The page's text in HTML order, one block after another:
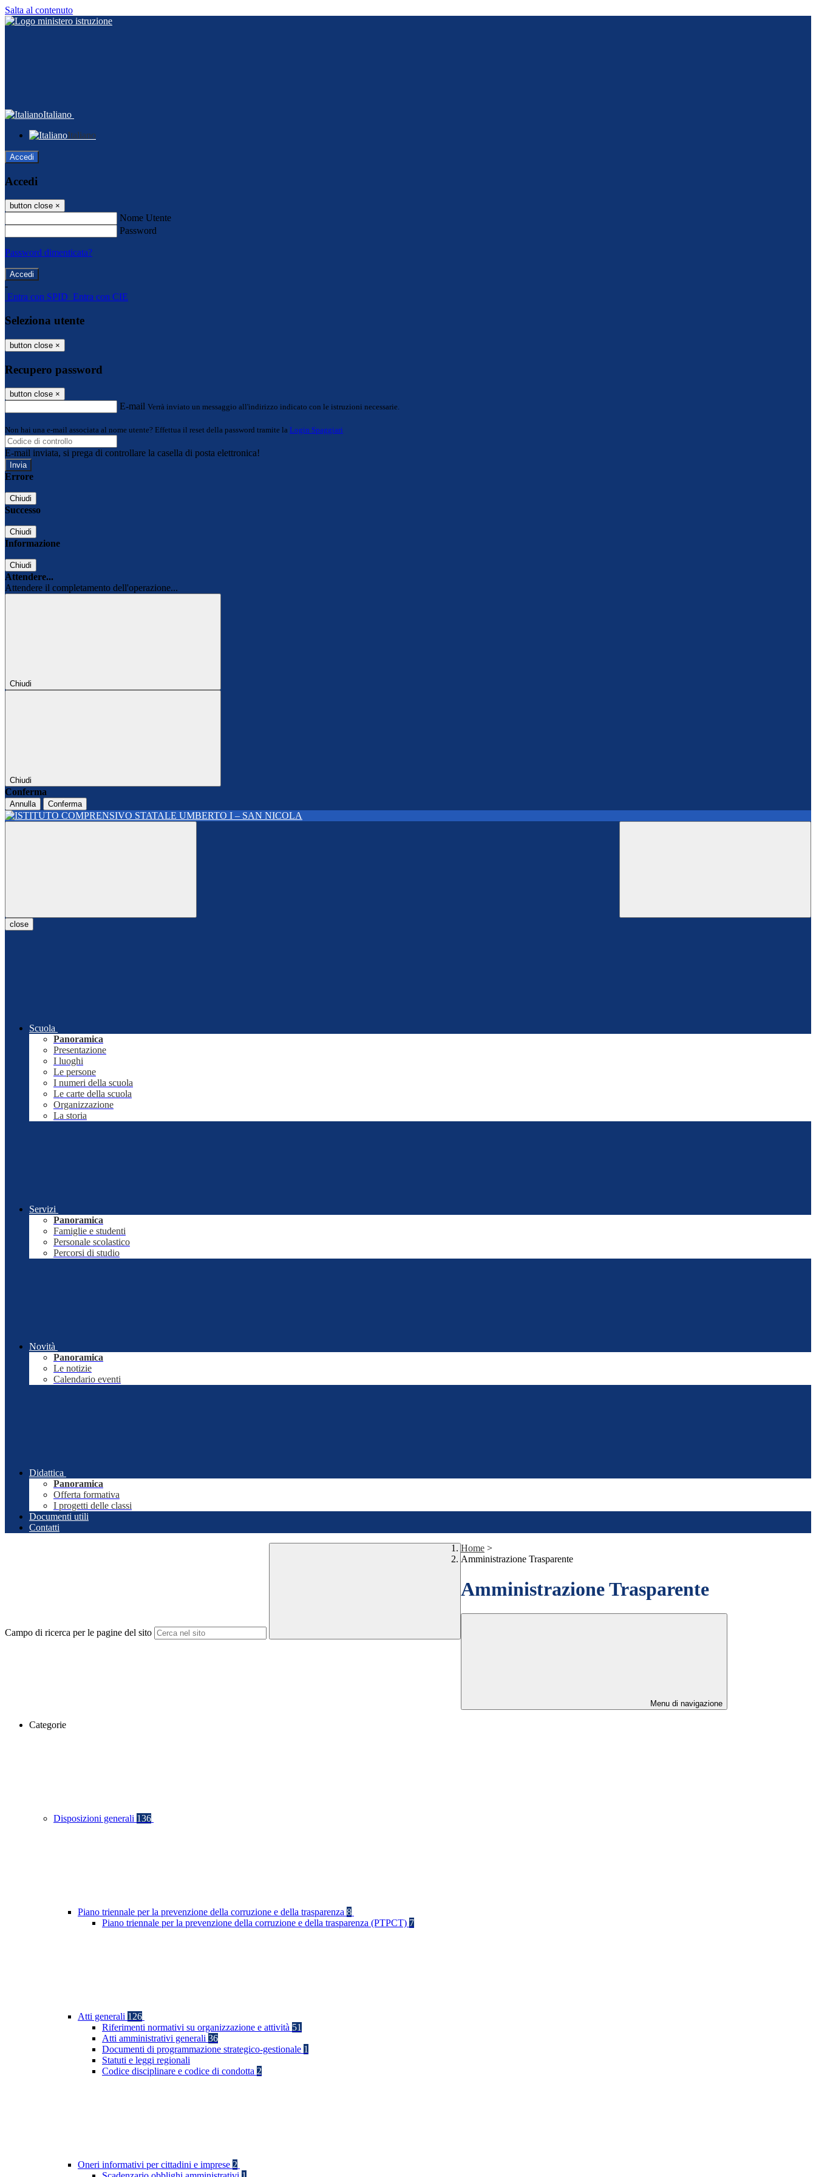
Salta al contenuto
Italiano
Italiano
Accedi
Accedi
button close ×
Nome Utente
Password
Password dimenticata?
-
Entra con SPID Entra con CIE
Seleziona utente
button close ×
Recupero password
button close ×
E-mail Verrà inviato un messaggio all'indirizzo indicato con le istruzioni necessarie.
Non hai una e-mail associata al nome utente? Effettua il reset della password tramite la Login Spaggiari
E-mail inviata, si prega di controllare la casella di posta elettronica!
Errore
Chiudi
Successo
Chiudi
Informazione
Chiudi
Attendere...
Attendere il completamento dell'operazione...
Chiudi
Chiudi
Conferma
Annulla Conferma
close
Scuola
Panoramica
Presentazione
I luoghi
Le persone
I numeri della scuola
Le carte della scuola
Organizzazione
La storia
Servizi
Panoramica
Famiglie e studenti
Personale scolastico
Percorsi di studio
Novità
Panoramica
Le notizie
Calendario eventi
Didattica
Panoramica
Offerta formativa
I progetti delle classi
Documenti utili
Contatti
Campo di ricerca per le pagine del sito
Home >
Amministrazione Trasparente
Amministrazione Trasparente
Menu di navigazione
Categorie
Disposizioni generali 136
Piano triennale per la prevenzione della corruzione e della trasparenza 8
Piano triennale per la prevenzione della corruzione e della trasparenza (PTPCT) 7
Atti generali 126
Riferimenti normativi su organizzazione e attività 51
Atti amministrativi generali 36
Documenti di programmazione strategico-gestionale 1
Statuti e leggi regionali
Codice disciplinare e codice di condotta 2
Oneri informativi per cittadini e imprese 2